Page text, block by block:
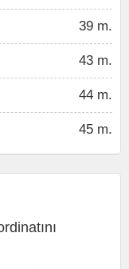
39 m.
43 m.
44 m.
45 m.